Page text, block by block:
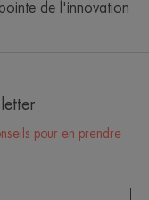
de l'innovation
pour en prendre